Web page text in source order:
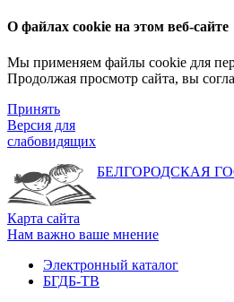
О файлах cookie на этом веб-сайте
Мы применяем файлы cookie для
Продолжая просмотр сайта, вы
Принять
Версия для
слабовидящих
БЕЛГОРОДСКАЯ
Карта сайта
Нам важно ваше мнение
Электронный каталог
БГДБ-ТВ